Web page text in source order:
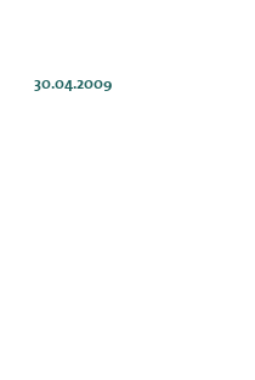
30.04.2009